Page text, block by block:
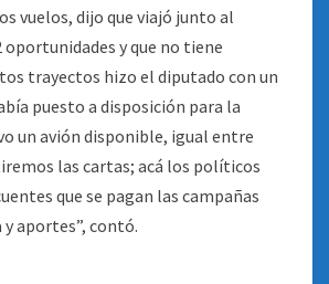
vuelos, dijo que viajó junto al
y que no tiene
trayectos hizo el diputado con un
puesto a disposición para la
un avión disponible, igual entre
las cartas; acá los políticos
que se pagan las campañas
aportes”, contó.